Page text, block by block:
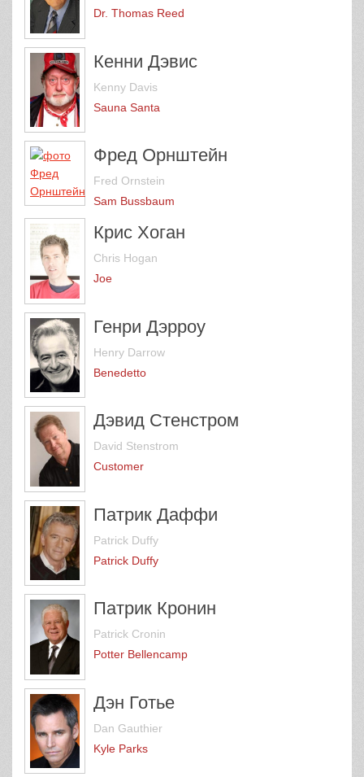
Dr. Thomas Reed
Кенни Дэвис
Kenny Davis
Sauna Santa
Фред Орнштейн
Fred Ornstein
Sam Bussbaum
Крис Хоган
Chris Hogan
Joe
Генри Дэрроу
Henry Darrow
Benedetto
Дэвид Стенстром
David Stenstrom
Customer
Патрик Даффи
Patrick Duffy
Patrick Duffy
Патрик Кронин
Patrick Cronin
Potter Bellencamp
Дэн Готье
Dan Gauthier
Kyle Parks